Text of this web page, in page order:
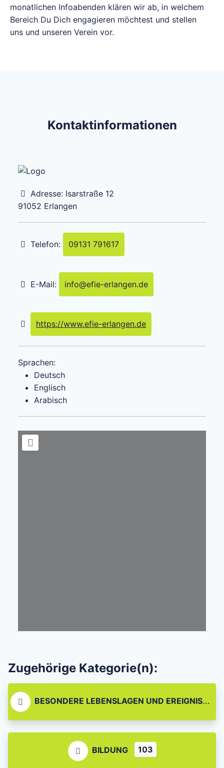
monatlichen Infoabenden klären wir ab, in welchem
Bereich Du Dich engagieren möchtest und stellen
uns und unseren Verein vor.
Kontaktinformationen
Adresse: Isarstraße 12
91052 Erlangen
Telefon: 09131 791617
E-Mail: info@efie-erlangen.de
https://www.efie-erlangen.de
Sprachen:
Deutsch
Englisch
Arabisch
Zugehörige Kategorie(n):
BESONDERE LEBENSLAGEN UND EREIGNISSE
BILDUNG 103